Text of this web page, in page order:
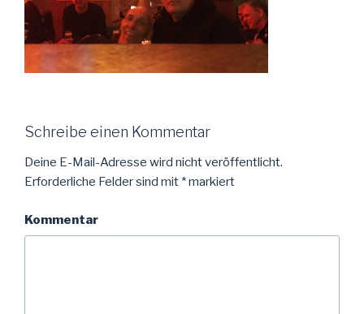
Schreibe einen Kommentar
Deine E-Mail-Adresse wird nicht veröffentlicht.
Erforderliche Felder sind mit *markiert
Kommentar